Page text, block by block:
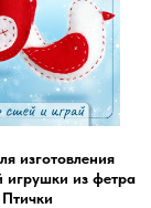
изготовления
игрушки из фетра
Птички